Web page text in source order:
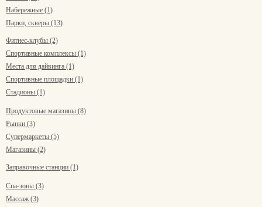
Набережные (1)
Парки, скверы (13)
Фитнес-клубы (2)
Спортивные комплексы (1)
Места для дайвинга (1)
Спортивные площадки (1)
Стадионы (1)
Продуктовые магазины (8)
Рынки (3)
Супермаркеты (5)
Магазины (2)
Заправочные станции (1)
Спа-зоны (3)
Массаж (3)